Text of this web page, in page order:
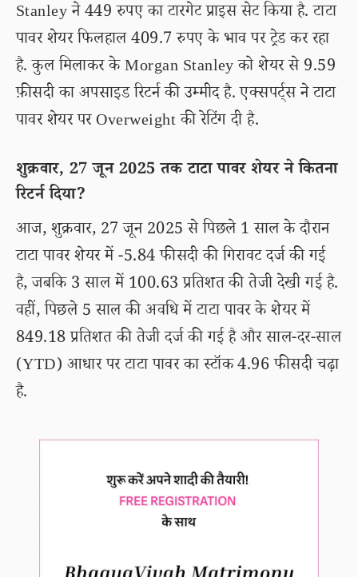
Stanley ने 449 रुपए का टारगेट प्राइस सेट किया है. टाटा
पावर शेयर फिलहाल 409.7 रुपए के भाव पर ट्रेड कर रहा
है. कुल मिलाकर के Morgan Stanley को शेयर से 9.59
फ़ीसदी का अपसाइड रिटर्न की उम्मीद है. एक्सपर्ट्स ने टाटा
पावर शेयर पर Overweight की रेटिंग दी है.
शुक्रवार, 27 जून 2025 तक टाटा पावर शेयर ने कितना
रिटर्न दिया?
आज, शुक्रवार, 27 जून 2025 से पिछले 1 साल के दौरान
टाटा पावर शेयर में -5.84 फीसदी की गिरावट दर्ज की गई
है, जबकि 3 साल में 100.63 प्रतिशत की तेजी देखी गई है.
वहीं, पिछले 5 साल की अवधि में टाटा पावर के शेयर में
849.18 प्रतिशत की तेजी दर्ज की गई है और साल-दर-साल
(YTD) आधार पर टाटा पावर का स्टॉक 4.96 फीसदी चढ़ा
है.